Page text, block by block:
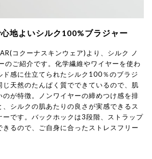
地よいシルク100%ブラジャー
コクーナスキンウェア)より、シルク ノ
のご紹介です。化学繊維やワイヤーを使わ
ド感に仕立てられたシルク100％のブラジ
じ天然のたんぱく質でできているので、肌
のが特徴。ノンワイヤーの締めつけ感を排
シルクの肌あたりの良さが実感できるス
ーです。バックホックは3段階、ストラップ
きるので、ご自身に合ったストレスフリー